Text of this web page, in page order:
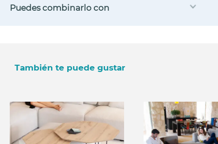
Puedes combinarlo con
También te puede gustar